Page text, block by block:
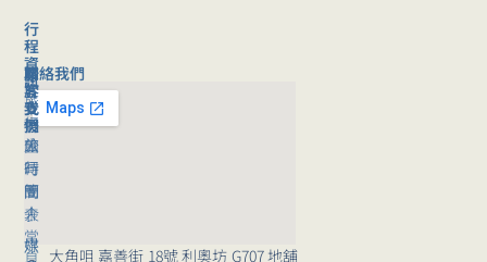
秘
境
聯絡我們
大角咀 嘉善街 18號 利奧坊 G707 地舖
行
程
資
訊
旅
行
團
時
間
表
旅
旅
客
支
援
旅
行
團
｜
常
關
於
我
們
公
司
簡
介
媒